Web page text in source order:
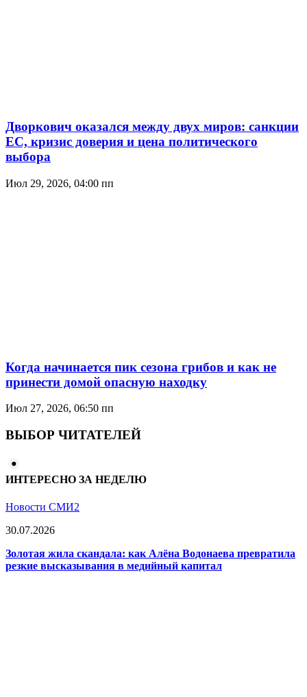
Дворкович оказался между двух миров: санкции
ЕС, кризис доверия и цена политического
выбора
Июл 29, 2026, 04:00 пп
Когда начинается пик сезона грибов и как не
принести домой опасную находку
Июл 27, 2026, 06:50 пп
ВЫБОР ЧИТАТЕЛЕЙ
ИНТЕРЕСНО ЗА НЕДЕЛЮ
Новости СМИ2
30.07.2026
Золотая жила скандала: как Алёна Водонаева превратила
резкие высказывания в медийный капитал